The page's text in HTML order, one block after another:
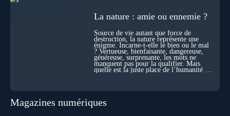
La nature : amie ou ennemie ?
Source de vie autant que force de
destruction, la nature représente une
énigme. Incarne-t-elle le bien ou le mal
? Vertueuse, bienfaisante, dangereuse,
généreuse, surprenante, les mots ne
manquent pas pour la qualifier. Mais
quelle est la juste place de l’humanité au
Magazines numériques